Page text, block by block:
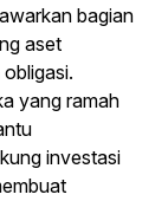
bagian
aset
yang ramah
investasi